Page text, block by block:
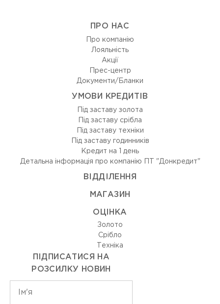
ПРО НАС
Про компанію
Лояльність
Акції
Прес-центр
Документи/Бланки
УМОВИ КРЕДИТІВ
Під заставу золота
Під заставу срібла
Під заставу техніки
Під заставу годинників
Кредит на 1 день
Детальна інформація про компанію ПТ "Донкредит"
ВIДДIЛЕННЯ
МАГАЗИН
ОЦIНКА
Золото
Срiбло
Технiка
ПІДПИСАТИСЯ НА
РОЗСИЛКУ НОВИН